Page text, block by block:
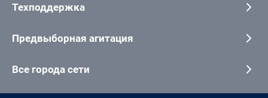
Техподдержка
Предвыборная агитация
Все города сети